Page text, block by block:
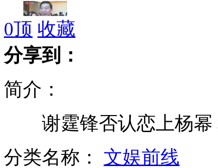
吴建民：企业家应带头反对奢华
美菲联合军演首次涉足南海海域
0顶 收藏
分享到：
简介：
谢霆锋否认恋上杨幂
分类名称： 文娱前线